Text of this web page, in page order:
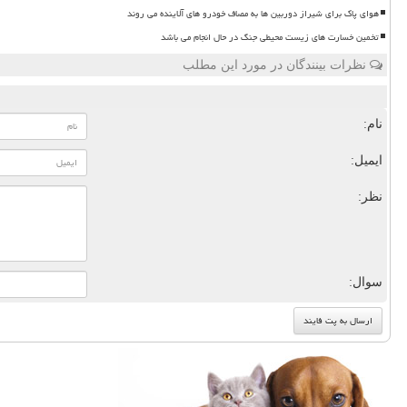
هوای پاک برای شیراز دوربین ها به مصاف خودرو های آلاینده می روند
تخمین خسارت های زیست محیطی جنگ در حال انجام می باشد
نظرات بینندگان در مورد این مطلب
نام:
ایمیل:
نظر:
سوال: